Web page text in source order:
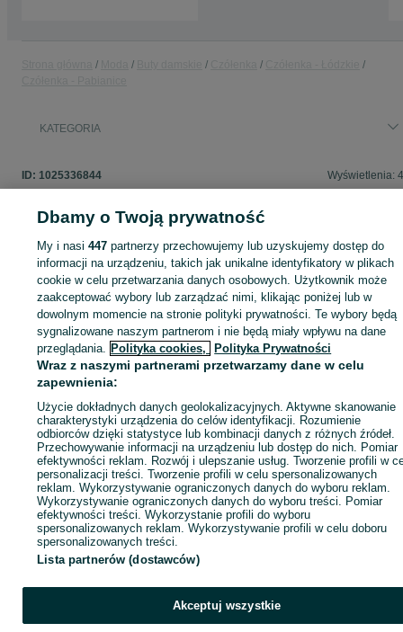
KATEGORIA
ID: 1025336844 Wyświetlenia:
Zaloguj się lub załóż konto na OLX, aby skontaktować się z
sprzedającym
Zaloguj się / Załóż konto
Dbamy o Twoją prywatność
My i nasi447 partnerzy przechowujemy lub uzyskujemy dostęp do
informacji na urządzeniu, takich jak unikalne identyfikatory w plikach
cookie w celu przetwarzania danych osobowych. Użytkownik może
zaakceptować wybory lub zarządzać nimi, klikając poniżej lub w
dowolnym momencie na stronie polityki prywatności. Te wybory będą
sygnalizowane naszym partnerom i nie będą miały wpływu na dane
przeglądania. Polityka cookies, Polityka Prywatności
Wraz z naszymi partnerami przetwarzamy dane w celu
zapewnienia:
Użycie dokładnych danych geolokalizacyjnych. Aktywne skanowanie
charakterystyki urządzenia do celów identyfikacji. Rozumienie
odbiorców dzięki statystyce lub kombinacji danych z różnych źródeł.
Przechowywanie informacji na urządzeniu lub dostęp do nich. Pomiar
efektywności reklam. Rozwój i ulepszanie usług. Tworzenie profili w
personalizacji treści. Tworzenie profili w celu spersonalizowanych
reklam. Wykorzystywanie ograniczonych danych do wyboru reklam.
Wykorzystywanie ograniczonych danych do wyboru treści. Pomiar
efektywności treści. Wykorzystanie profili do wyboru
spersonalizowanych reklam. Wykorzystywanie profili w celu doboru
spersonalizowanych treści.
Lista partnerów (dostawców)
Akceptuj wszystkie